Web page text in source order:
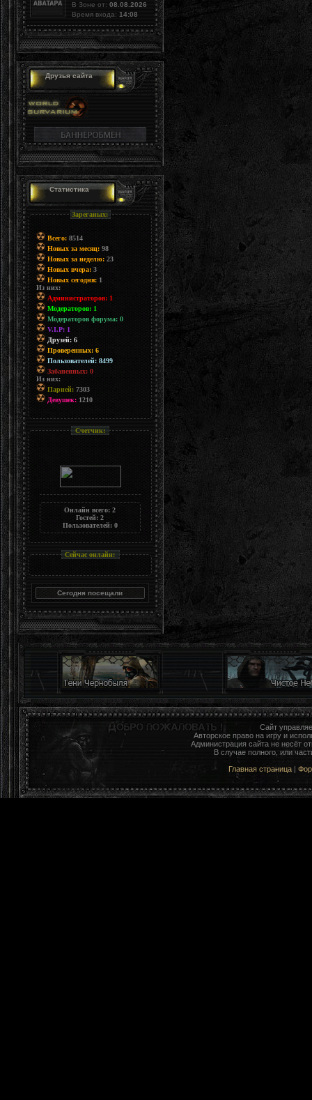
В Зоне от: 08.08.2026
Время входа: 14:08
Друзья сайта
Статистика
Зареганых:
Всего:8514
Новых за месяц:98
Новых за неделю:23
Новых вчера:3
Новых сегодня:1
Из них:
Администраторов: 1
Модераторов: 1
Модераторов форума: 0
V.I.P: 1
Друзей: 6
Проверенных: 6
Пользователей: 8499
Забаненных: 0
Из них:
Парней:7303
Девушек:1210
Счетчик:
Онлайн всего:2
Гостей:2
Пользователей: 0
Сейчас онлайн:
Сайт
Авторское право на игру и
Администрация сайта не несёт
В случае полного, или
Главная страница |